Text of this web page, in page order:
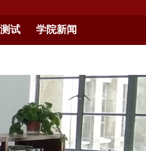
试 学院新闻